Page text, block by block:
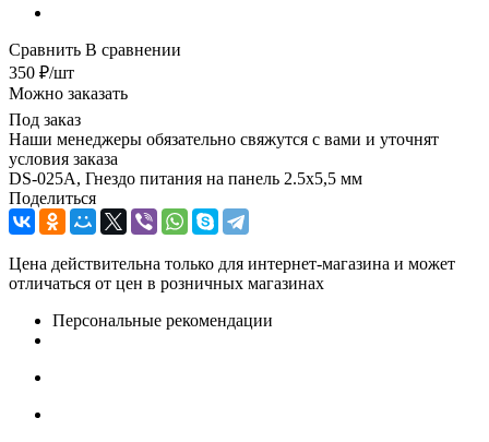
Сравнить В сравнении
350 ₽/шт
Можно заказать
Под заказ
Наши менеджеры обязательно свяжутся с вами и уточнят
условия заказа
DS-025A, Гнездо питания на панель 2.5х5,5 мм
Поделиться
Цена действительна только для интернет-магазина и может
отличаться от цен в розничных магазинах
Персональные рекомендации